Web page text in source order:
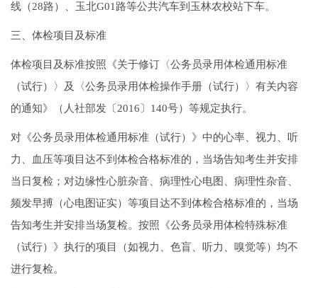
线（28路）、玉北G01路等公共汽车到玉林农校站下车。
三、体检项目及标准
体检项目及标准按照《关于修订〈公务员录用体检通用标准
（试行）〉及〈公务员录用体检操作手册（试行）〉有关内容
的通知》（人社部发〔2016〕140号）等规定执行。
对《公务员录用体检通用标准（试行）》中的心率、视力、听
力、血压等项目达不到体检合格标准的，当场告知考生并安排
当日复检；对边缘性心脏杂音、病理性心电图、病理性杂音、
频发早搏（心电图证实）等项目达不到体检合格标准的，当场
告知考生并安排当场复检。按照《公务员录用体检特殊标准
（试行）》执行的项目（如视力、色盲、听力、嗅觉等）均不
进行复检。